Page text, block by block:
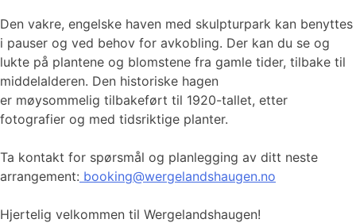
Den vakre, engelske haven med skulpturpark kan benyttes
i pauser og ved behov for avkobling. Der kan du se og
lukte på plantene og blomstene fra gamle tider, tilbake til
middelalderen. Den historiske hagen
er møysommelig tilbakeført til 1920-tallet, etter
fotografier og med tidsriktige planter.
Ta kontakt for spørsmål og planlegging av ditt neste
arrangement: booking@wergelandshaugen.no
Hjertelig velkommen til Wergelandshaugen!